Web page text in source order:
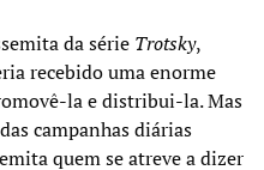
da série Trotsky,
recebido uma enorme
la e distribui-la. Mas
campanhas diárias
quem se atreve a dizer